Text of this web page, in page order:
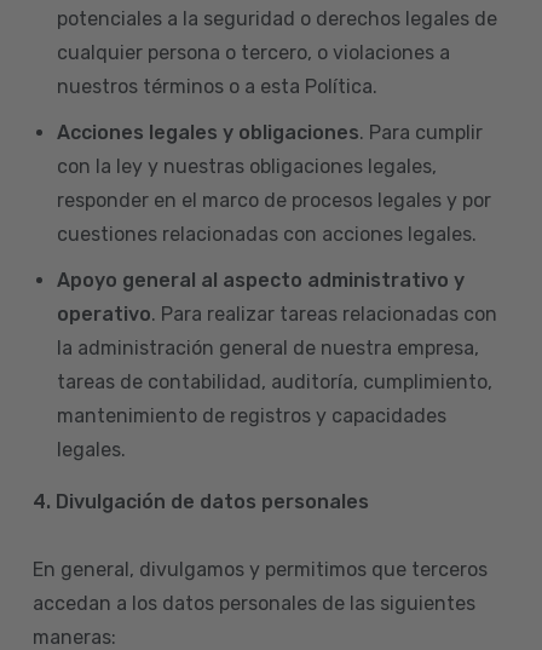
potenciales a la seguridad o derechos legales de
cualquier persona o tercero, o violaciones a
nuestros términos o a esta Política.
Acciones legales y obligaciones. Para cumplir
con la ley y nuestras obligaciones legales,
responder en el marco de procesos legales y por
cuestiones relacionadas con acciones legales.
Apoyo general al aspecto administrativo y
operativo. Para realizar tareas relacionadas con
la administración general de nuestra empresa,
tareas de contabilidad, auditoría, cumplimiento,
mantenimiento de registros y capacidades
legales.
4. Divulgación de datos personales
En general, divulgamos y permitimos que terceros
accedan a los datos personales de las siguientes
maneras: